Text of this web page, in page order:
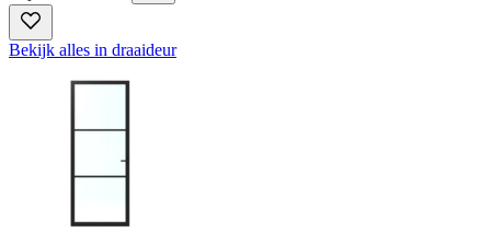
Bekijk alles in draaideur